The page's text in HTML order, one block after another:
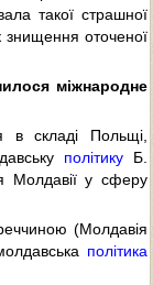
такої страшної
знищення оточеної
міжнародне
в складі Польщі,
політикуБ.
Молдавії у сферу
(Молдавія
політика